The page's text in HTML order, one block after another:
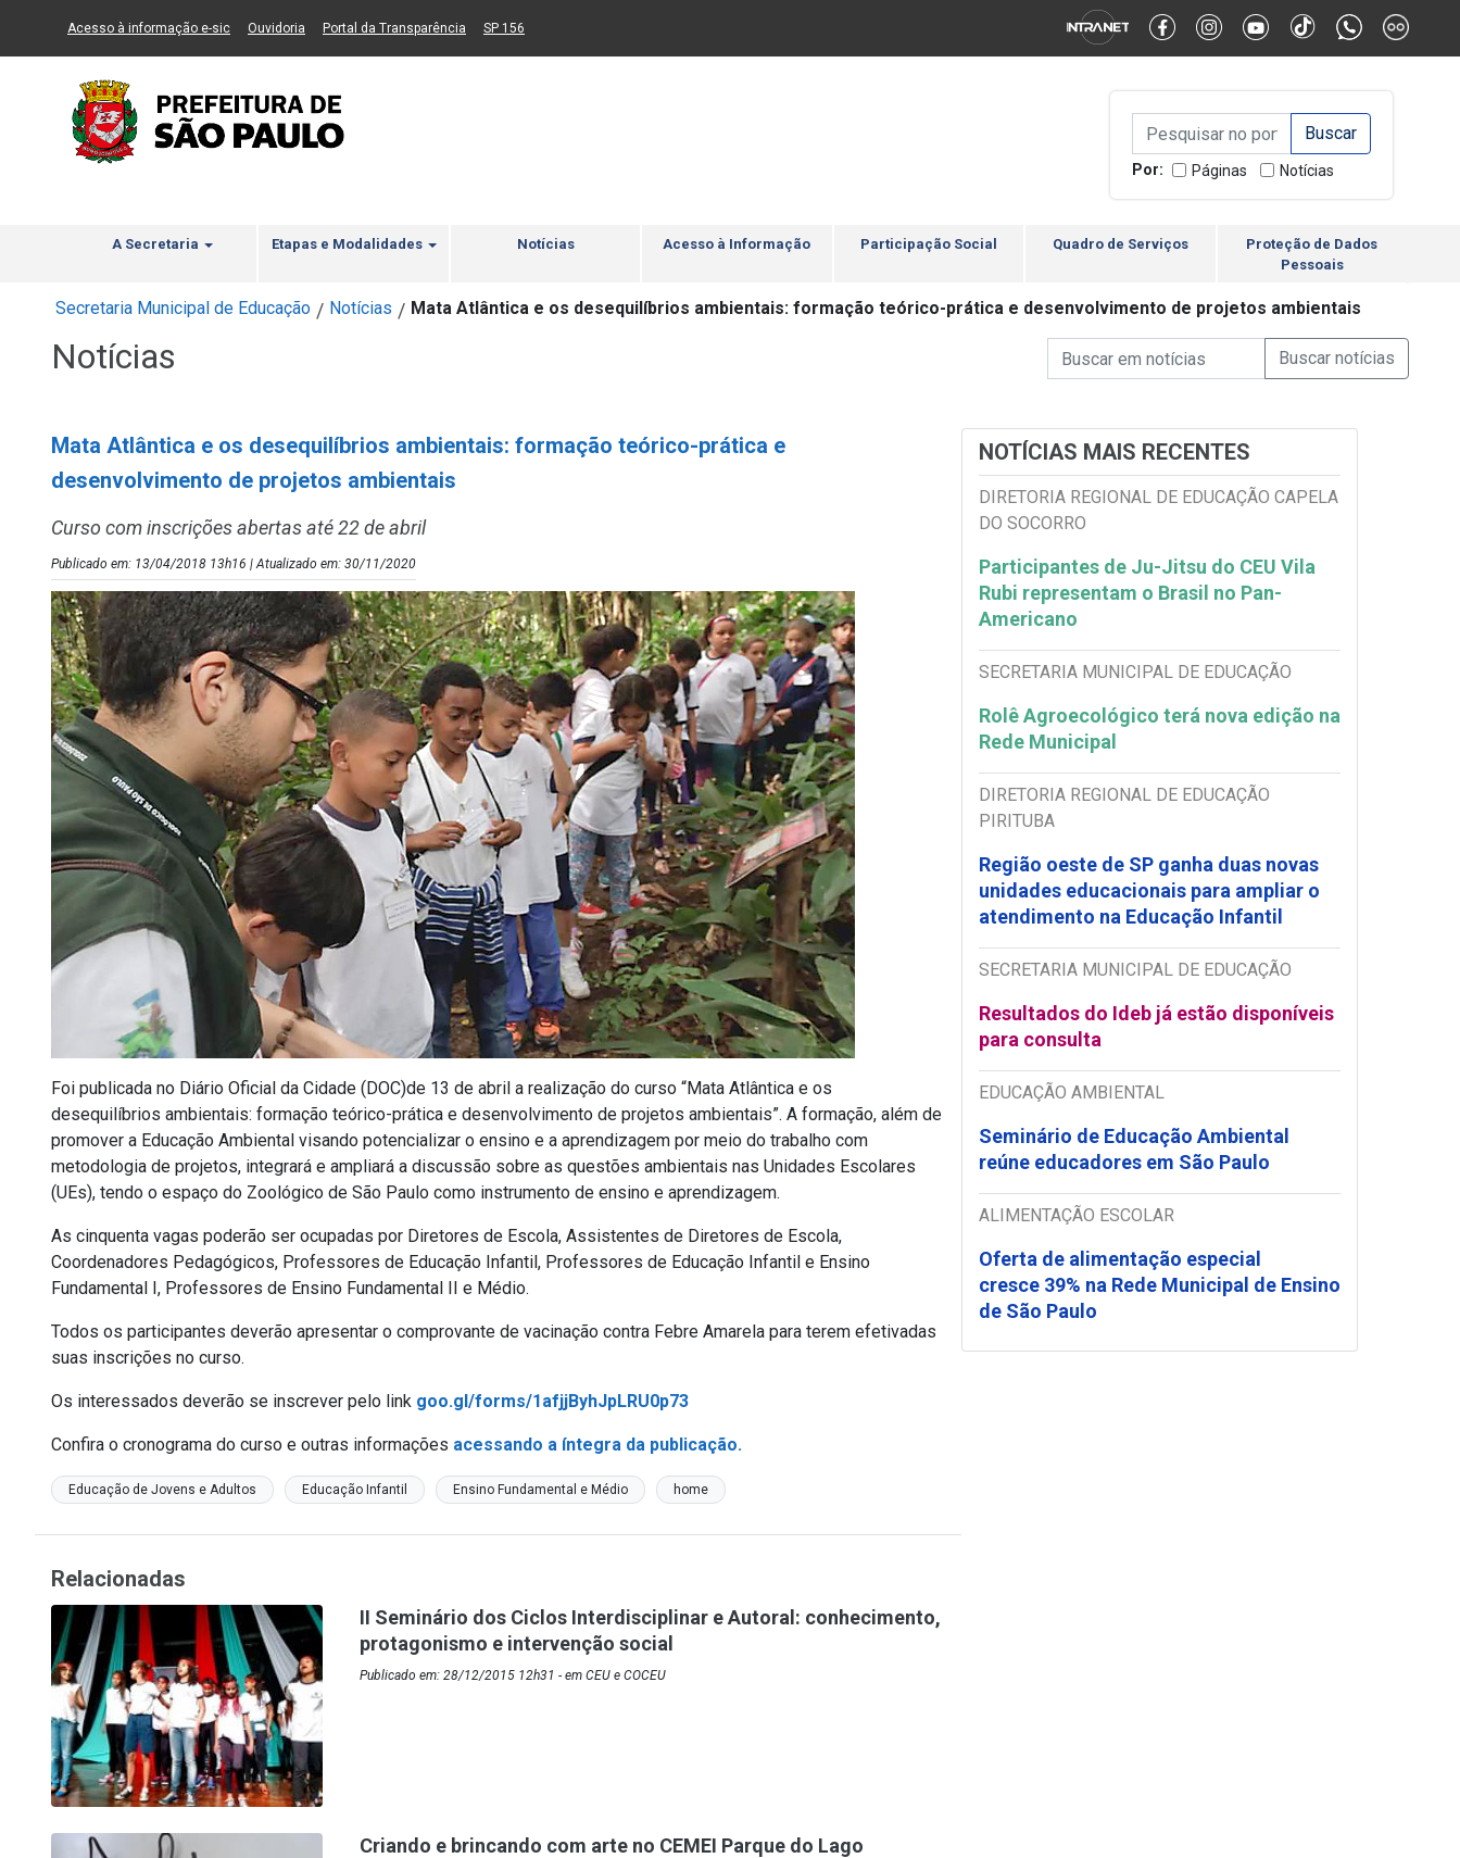
Ir ao Conteúdo Ir para menu principal 2 Ir para busca Ir para rodapé Alternar Alto Contraste Alternar Tamanho da Fonte
Acesso à informação e-sic(Link para um novo sítio)
Ouvidoria (Link para um novo sítio)
Portal da Transparência (Link para um novo sítio)
SP 156
Campo de Busca de
Campo de Busca de informaçõesEnviar a Busca
Por: Páginas Notícias
A Secretaria Etapas e Modalidades Notícias Acesso à Informação Participação Social Quadro de Serviços
Proteção de Dados
Pessoais
Secretaria Municipal de Educação / Notícias / Mata Atlântica e os desequilíbrios ambientais: formação teórico-prática e desenvolvimento de projetos ambientais
Notícias Campo de Busca de Notícias
Campo de Busca de informaçõesEnviar a Busca de
Mata Atlântica e os desequilíbrios ambientais: formação teórico-prática e
desenvolvimento de projetos ambientais
Curso com inscrições abertas até 22 de abril
Publicado em: 13/04/2018 13h16 | Atualizado em: 30/11/2020
Foi publicada no Diário Oficial da Cidade (DOC)de 13 de abril a realização do curso “Mata Atlântica e os
desequilíbrios ambientais: formação teórico-prática e desenvolvimento de projetos ambientais”. A formação, além de
promover a Educação Ambiental visando potencializar o ensino e a aprendizagem por meio do trabalho com
metodologia de projetos, integrará e ampliará a discussão sobre as questões ambientais nas Unidades Escolares
(UEs), tendo o espaço do Zoológico de São Paulo como instrumento de ensino e aprendizagem.
As cinquenta vagas poderão ser ocupadas por Diretores de Escola, Assistentes de Diretores de Escola,
Coordenadores Pedagógicos, Professores de Educação Infantil, Professores de Educação Infantil e Ensino
Fundamental I, Professores de Ensino Fundamental II e Médio.
Todos os participantes deverão apresentar o comprovante de vacinação contra Febre Amarela para terem efetivadas
suas inscrições no curso.
Os interessados deverão se inscrever pelo link goo.gl/forms/1afjjByhJpLRU0p73
Confira o cronograma do curso e outras informações acessando a íntegra da publicação.
Educação de Jovens e Adultos Educação Infantil Ensino Fundamental e Médio home
NOTÍCIAS MAIS RECENTES
DIRETORIA REGIONAL DE EDUCAÇÃO CAPELA
DO SOCORRO
Participantes de Ju-Jitsu do CEU Vila
Rubi representam o Brasil no Pan-
Americano
SECRETARIA MUNICIPAL DE EDUCAÇÃO
Rolê Agroecológico terá nova edição na
Rede Municipal
DIRETORIA REGIONAL DE EDUCAÇÃO
PIRITUBA
Região oeste de SP ganha duas novas
unidades educacionais para ampliar o
atendimento na Educação Infantil
SECRETARIA MUNICIPAL DE EDUCAÇÃO
Resultados do Ideb já estão disponíveis
para consulta
EDUCAÇÃO AMBIENTAL
Seminário de Educação Ambiental
reúne educadores em São Paulo
ALIMENTAÇÃO ESCOLAR
Oferta de alimentação especial
cresce 39% na Rede Municipal de Ensino
de São Paulo
Relacionadas
II Seminário dos Ciclos Interdisciplinar e Autoral: conhecimento,
protagonismo e intervenção social
Publicado em: 28/12/2015 12h31 - em CEU e COCEU
Criando e brincando com arte no CEMEI Parque do Lago